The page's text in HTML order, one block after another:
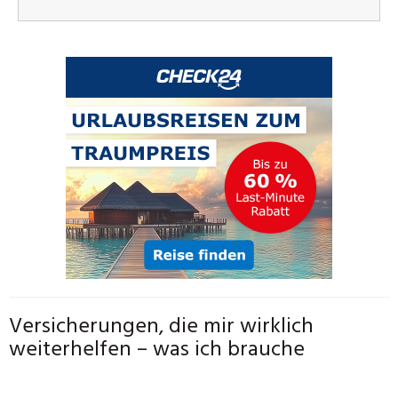
Versicherungen, die mir wirklich
weiterhelfen – was ich brauche